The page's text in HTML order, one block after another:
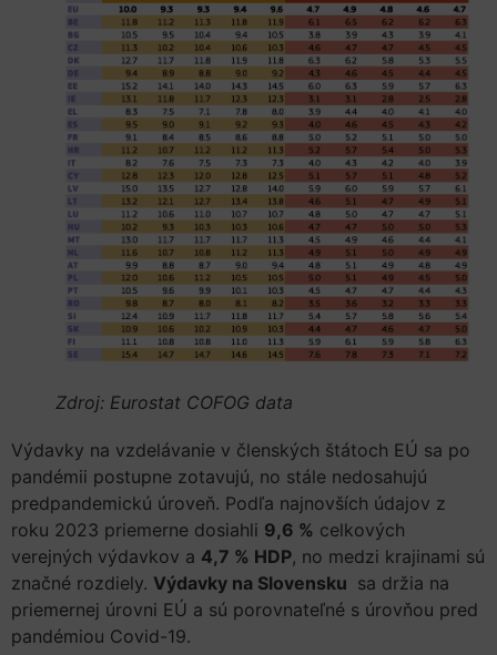
Zdroj: Eurostat COFOG data
Výdavky na vzdelávanie v členských štátoch EÚ sa po
pandémii postupne zotavujú, no stále nedosahujú
predpandemickú úroveň. Podľa najnovších údajov z
roku 2023 priemerne dosiahli 9,6 % celkových
verejných výdavkov a 4,7 % HDP, no medzi krajinami sú
značné rozdiely. Výdavky na Slovensku sa držia na
priemernej úrovni EÚ a sú porovnateľné s úrovňou pred
pandémiou Covid-19.